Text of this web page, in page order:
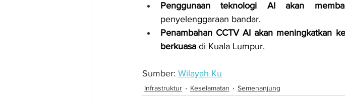
Penggunaan teknologi AI akan
penyelenggaraan bandar.
Penambahan CCTV AI akan meningkatkan
berkuasa di Kuala Lumpur.
Sumber: Wilayah Ku
Infrastruktur Keselamatan Semenanjung